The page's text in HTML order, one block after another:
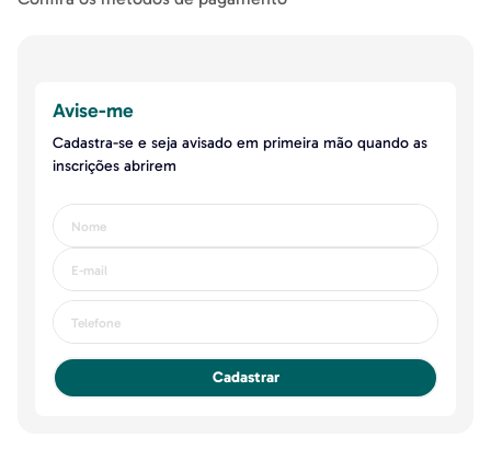
Avise-me
Cadastra-se e seja avisado em primeira mão quando as
inscrições abrirem
Cadastrar